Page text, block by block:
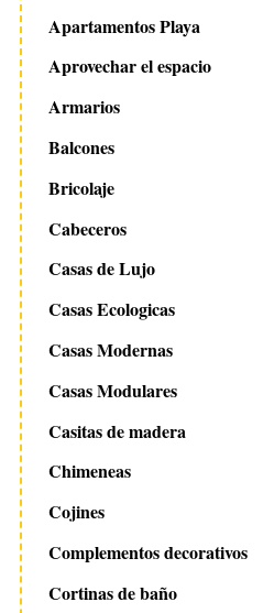
Apartamentos Playa
Aprovechar el espacio
Armarios
Balcones
Bricolaje
Cabeceros
Casas de Lujo
Casas Ecologicas
Casas Modernas
Casas Modulares
Casitas de madera
Chimeneas
Cojines
Complementos decorativos
Cortinas de baño